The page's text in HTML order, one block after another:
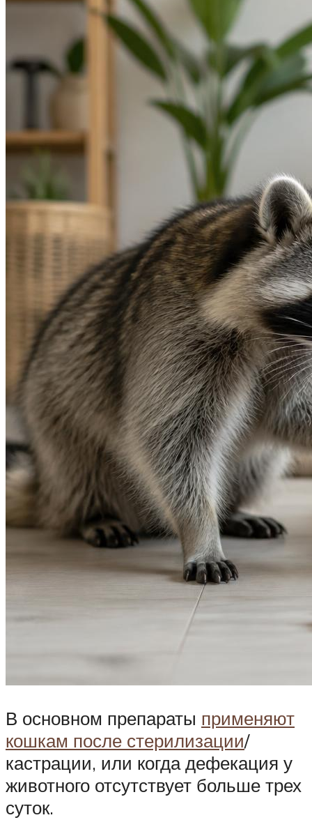
В основном препараты применяют
кошкам после стерилизации/
кастрации, или когда дефекация у
животного отсутствует больше трех
суток.